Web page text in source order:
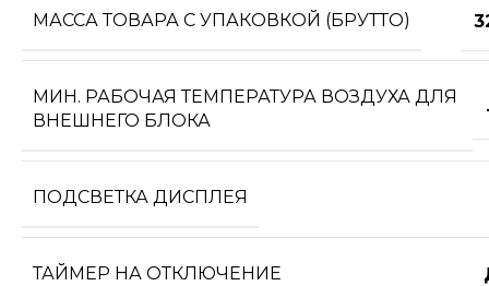
МАССА ТОВАРА С УПАКОВКОЙ (БРУТТО)
МИН. РАБОЧАЯ ТЕМПЕРАТУРА ВОЗДУХА ДЛЯ
ВНЕШНЕГО БЛОКА
ПОДСВЕТКА ДИСПЛЕЯ
ТАЙМЕР НА ОТКЛЮЧЕНИЕ